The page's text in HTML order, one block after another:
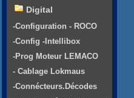
Digital
-Configuration - ROCO
-Config -Intellibox
-Prog Moteur LEMACO
- Cablage Lokmaus
-Connécteurs.Décodes